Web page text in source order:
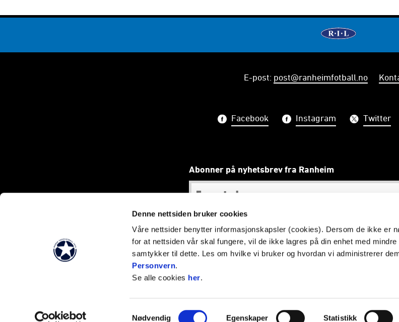
Denne nettsiden bruker cookies
Våre nettsider benytter informasjonskapsler (cookies). Dersom de ikke er
for at nettsiden vår skal fungere, vil de ikke lagres på din enhet med mindre
samtykker til dette. Les om hvilke vi bruker og hvordan vi administrerer
Personvern.
Se alle cookies her.
Samtykkevalg
Nødvendig Egenskaper Statistikk
E-post: post@ranheimfotball.no
Facebook Instagram Twitter
Abonner på nyhetsbrev fra Ranheim
Lidenskap, utvikling og fellesskap - Vi
Våre foto er tatt av Ranheim Fotball. Ved bruk av foto vennligst ta